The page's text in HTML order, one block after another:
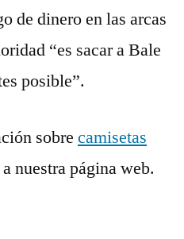
de dinero en las arcas
“es sacar a Bale
posible”.
sobre camisetas
nuestra página web.